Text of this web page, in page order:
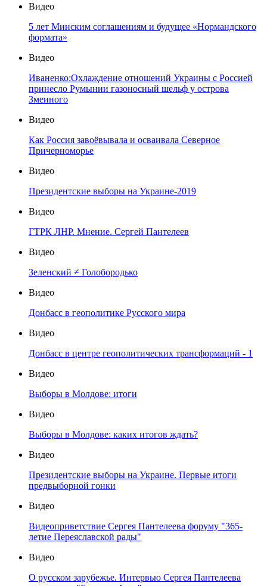
Видео
5 лет Минским соглашениям и будущее «Нормандского
формата»
Видео
Иваненко:Охлаждение отношений Украины с Россией
принесло Румынии газоносный шельф у острова
Змеиного
Видео
Как Россия завоёвывала и осваивала Северное
Причерноморье
Видео
Президентские выборы на Украине-2019
Видео
ГТРК ЛНР. Мнение. Сергей Пантелеев
Видео
Зеленский ≠ Голобородько
Видео
Донбасс в геополитике Русского мира
Видео
Донбасс в центре геополитических трансформаций - 1
Видео
Выборы в Молдове: итоги
Видео
Выборы в Молдове: каких итогов ждать?
Видео
Президентские выборы на Украине. Первые итоги
предвыборной гонки
Видео
Видеоприветствие Сергея Пантелеева форуму "365-
летие Переяславской рады"
Видео
О русском зарубежье. Интервью Сергея Пантелеева